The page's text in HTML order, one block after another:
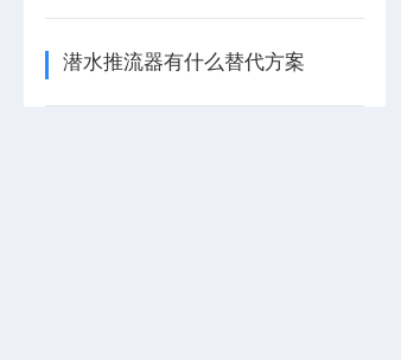
潜水推流器有什么替代方案